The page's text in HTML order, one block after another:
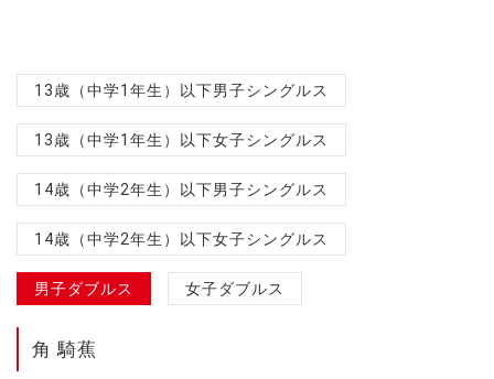
13歳（中学1年生）以下男子シングルス
13歳（中学1年生）以下女子シングルス
14歳（中学2年生）以下男子シングルス
14歳（中学2年生）以下女子シングルス
男子ダブルス 女子ダブルス
角 騎蕉